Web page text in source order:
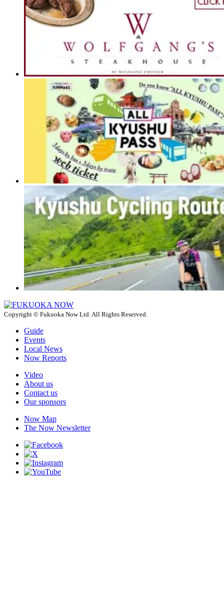
Copyright © Fukuoka Now Ltd. All Rights Reserved.
Guide
Events
Local News
Now Reports
Video
About us
Contact us
Our sponsors
Now Map
The Now Newsletter